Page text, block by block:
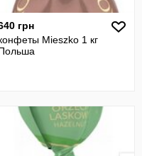
грн
Mieszko 1 кг